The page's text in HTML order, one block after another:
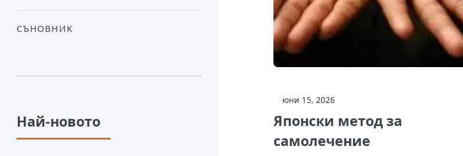
юни 15, 2026
Японски метод за
самолечение
СЪНОВНИК
Най-новото